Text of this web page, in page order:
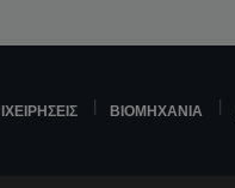
ΒΙΟΜΗΧΑΝΊΑ